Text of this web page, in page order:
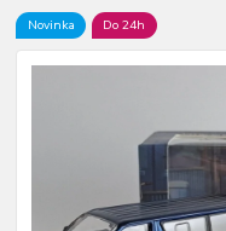
Novinka Do 24h